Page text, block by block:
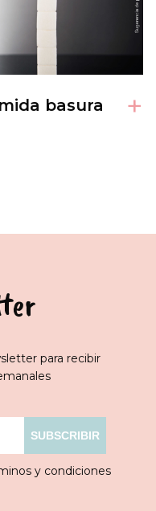
basura +
para recibir
y condiciones